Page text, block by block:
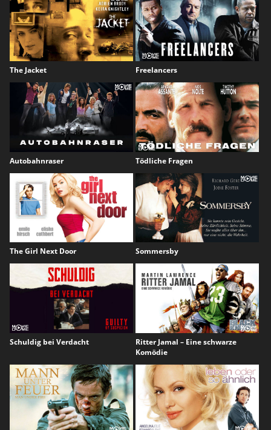
The Jacket Freelancers
Autobahnraser Tödliche Fragen
The Girl Next Door Sommersby
Schuldig bei Verdacht
Ritter Jamal – Eine schwarze
Komödie